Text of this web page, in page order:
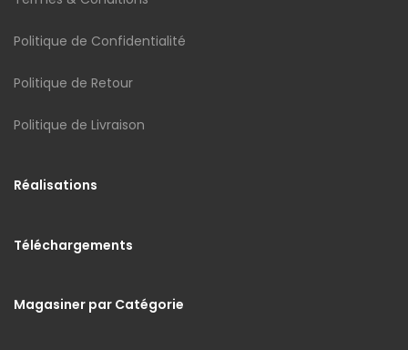
Politique de Confidentialité
Politique de Retour
Politique de Livraison
Réalisations
Téléchargements
Magasiner par Catégorie